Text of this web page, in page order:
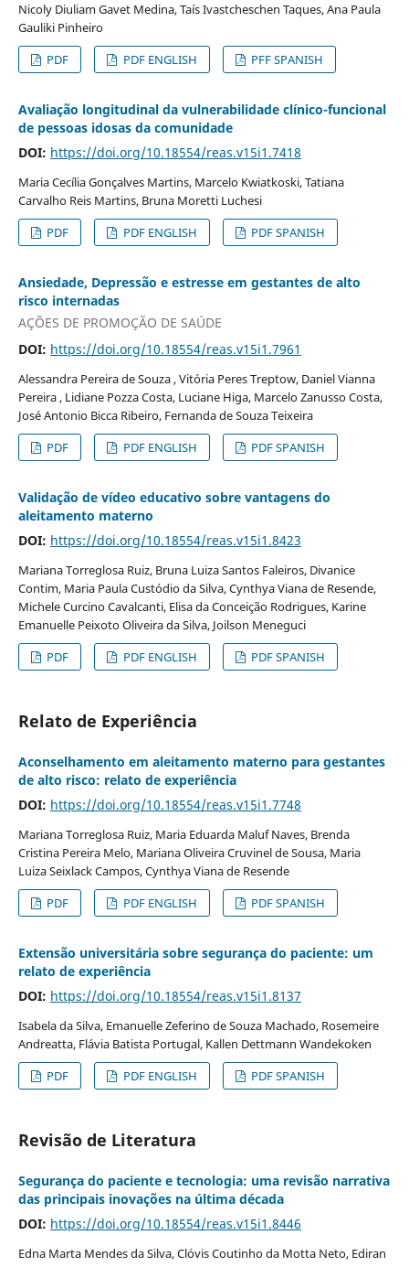
Nicoly Diuliam Gavet Medina, Taís Ivastcheschen Taques, Ana Paula
Gauliki Pinheiro
PDF
PDF ENGLISH PFF SPANISH
Avaliação longitudinal da vulnerabilidade clínico-funcional
de pessoas idosas da comunidade
DOI: https://doi.org/10.18554/reas.v15i1.7418
Maria Cecília Gonçalves Martins, Marcelo Kwiatkoski, Tatiana
Carvalho Reis Martins, Bruna Moretti Luchesi
PDF
PDF ENGLISH PDF SPANISH
Ansiedade, Depressão e estresse em gestantes de alto
risco internadas
AÇÕES DE PROMOÇÃO DE SAÚDE
DOI: https://doi.org/10.18554/reas.v15i1.7961
Alessandra Pereira de Souza , Vitória Peres Treptow, Daniel Vianna
Pereira , Lidiane Pozza Costa, Luciane Higa, Marcelo Zanusso Costa,
José Antonio Bicca Ribeiro, Fernanda de Souza Teixeira
PDF
PDF ENGLISH PDF SPANISH
Validação de vídeo educativo sobre vantagens do
aleitamento materno
DOI: https://doi.org/10.18554/reas.v15i1.8423
Mariana Torreglosa Ruiz, Bruna Luiza Santos Faleiros, Divanice
Contim, Maria Paula Custódio da Silva, Cynthya Viana de Resende,
Michele Curcino Cavalcanti, Elisa da Conceição Rodrigues, Karine
Emanuelle Peixoto Oliveira da Silva, Joilson Meneguci
PDF
PDF ENGLISH PDF SPANISH
Relato de Experiência
Aconselhamento em aleitamento materno para gestantes
de alto risco: relato de experiência
DOI: https://doi.org/10.18554/reas.v15i1.7748
Mariana Torreglosa Ruiz, Maria Eduarda Maluf Naves, Brenda
Cristina Pereira Melo, Mariana Oliveira Cruvinel de Sousa, Maria
Luiza Seixlack Campos, Cynthya Viana de Resende
PDF
PDF ENGLISH PDF SPANISH
Extensão universitária sobre segurança do paciente: um
relato de experiência
DOI: https://doi.org/10.18554/reas.v15i1.8137
Isabela da Silva, Emanuelle Zeferino de Souza Machado, Rosemeire
Andreatta, Flávia Batista Portugal, Kallen Dettmann Wandekoken
PDF
PDF ENGLISH PDF SPANISH
Revisão de Literatura
Segurança do paciente e tecnologia: uma revisão narrativa
das principais inovações na última década
DOI: https://doi.org/10.18554/reas.v15i1.8446
Edna Marta Mendes da Silva, Clóvis Coutinho da Motta Neto, Ediran